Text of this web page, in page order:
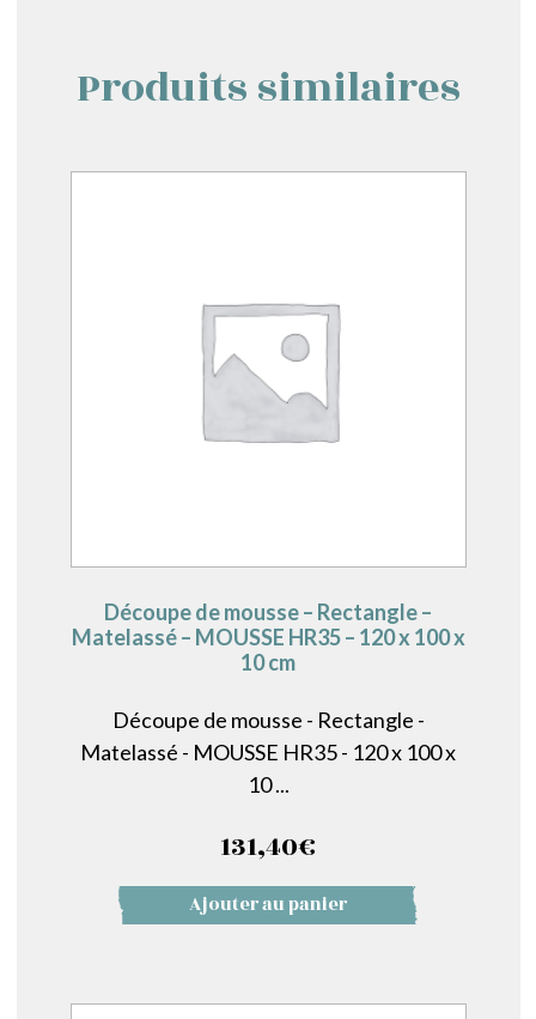
Produits similaires
Découpe de mousse – Rectangle –
Matelassé – MOUSSE HR35 – 120 x 100 x
10 cm
Découpe de mousse - Rectangle -
Matelassé - MOUSSE HR35 - 120 x 100 x
10 ...
131,40€
Ajouter au panier